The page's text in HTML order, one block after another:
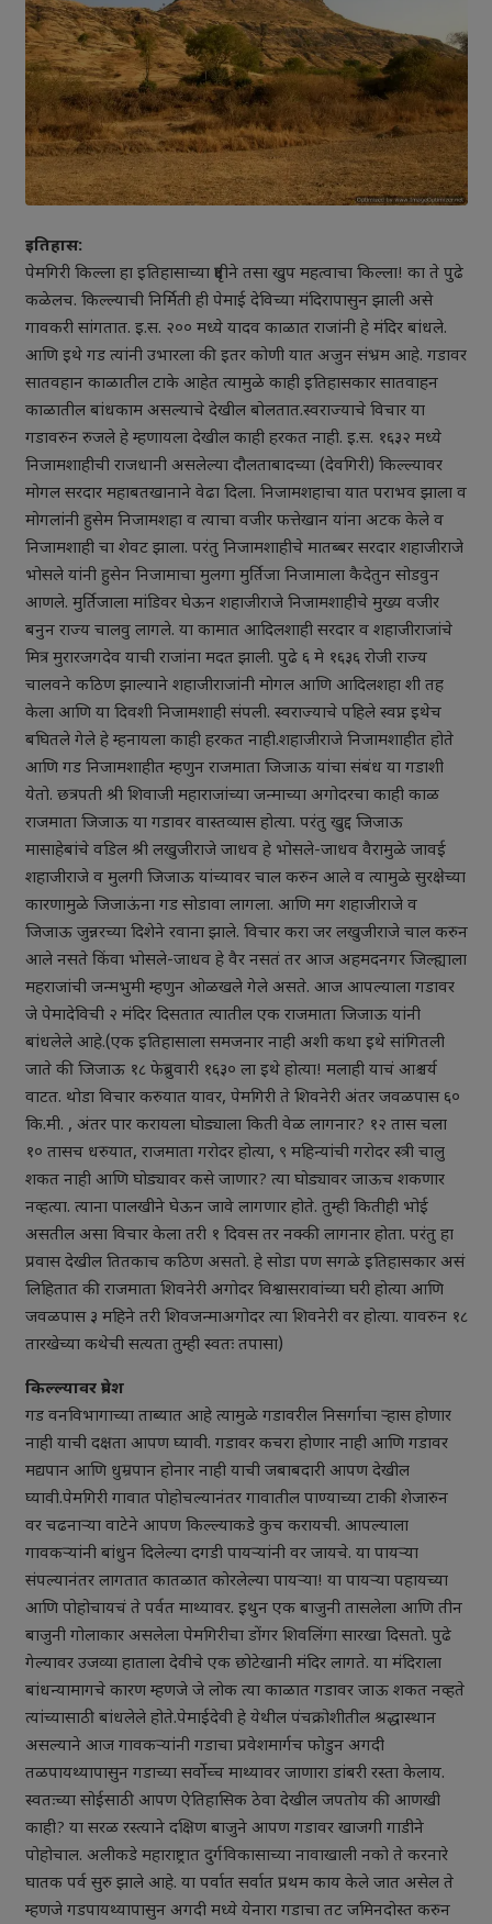
इतिहास:
पेमगिरी किल्ला हा इतिहासाच्या दृष्टीने तसा खुप महत्वाचा किल्ला! का ते पुढे
कळेलच. किल्ल्याची निर्मिती ही पेमाई देविच्या मंदिरापासुन झाली असे
गावकरी सांगतात. इ.स. २०० मध्ये यादव काळात राजांनी हे मंदिर बांधले.
आणि इथे गड त्यांनी उभारला की इतर कोणी यात अजुन संभ्रम आहे. गडावर
सातवहान काळातील टाके आहेत त्यामुळे काही इतिहासकार सातवाहन
काळातील बांधकाम असल्याचे देखील बोलतात.स्वराज्याचे विचार या
गडावरुन रुजले हे म्हणायला देखील काही हरकत नाही. इ.स. १६३२ मध्ये
निजामशाहीची राजधानी असलेल्या दौलताबादच्या (देवगिरी) किल्ल्यावर
मोगल सरदार महाबतखानाने वेढा दिला. निजामशहाचा यात पराभव झाला व
मोगलांनी हुसेम निजामशहा व त्याचा वजीर फत्तेखान यांना अटक केले व
निजामशाही चा शेवट झाला. परंतु निजामशाहीचे मातब्बर सरदार शहाजीराजे
भोसले यांनी हुसेन निजामाचा मुलगा मुर्तिजा निजामाला कैदेतुन सोडवुन
आणले. मुर्तिजाला मांडिवर घेऊन शहाजीराजे निजामशाहीचे मुख्य वजीर
बनुन राज्य चालवु लागले. या कामात आदिलशाही सरदार व शहाजीराजांचे
मित्र मुरारजगदेव याची राजांना मदत झाली. पुढे ६ मे १६३६ रोजी राज्य
चालवने कठिण झाल्याने शहाजीराजांनी मोगल आणि आदिलशहा शी तह
केला आणि या दिवशी निजामशाही संपली. स्वराज्याचे पहिले स्वप्न इथेच
बघितले गेले हे म्हनायला काही हरकत नाही.शहाजीराजे निजामशाहीत होते
आणि गड निजामशाहीत म्हणुन राजमाता जिजाऊ यांचा संबंध या गडाशी
येतो. छत्रपती श्री शिवाजी महाराजांच्या जन्माच्या अगोदरचा काही काळ
राजमाता जिजाऊ या गडावर वास्तव्यास होत्या. परंतु खुद्द जिजाऊ
मासाहेबांचे वडिल श्री लखुजीराजे जाधव हे भोसले-जाधव वैरामुळे जावई
शहाजीराजे व मुलगी जिजाऊ यांच्यावर चाल करुन आले व त्यामुळे सुरक्षेच्या
कारणामुळे जिजाऊंना गड सोडावा लागला. आणि मग शहाजीराजे व
जिजाऊ जुन्नरच्या दिशेने रवाना झाले. विचार करा जर लखुजीराजे चाल करुन
आले नसते किंवा भोसले-जाधव हे वैर नसतं तर आज अहमदनगर जिल्ह्याला
महराजांची जन्मभुमी म्हणुन ओळखले गेले असते. आज आपल्याला गडावर
जे पेमादेविची २ मंदिर दिसतात त्यातील एक राजमाता जिजाऊ यांनी
बांधलेले आहे.(एक इतिहासाला समजनार नाही अशी कथा इथे सांगितली
जाते की जिजाऊ १८ फेब्रुवारी १६३० ला इथे होत्या! मलाही याचं आश्चर्य
वाटत. थोडा विचार करुयात यावर, पेमगिरी ते शिवनेरी अंतर जवळपास ६०
कि.मी. , अंतर पार करायला घोड्याला किती वेळ लागनार? १२ तास चला
१० तासच धरुयात, राजमाता गरोदर होत्या, ९ महिन्यांची गरोदर स्त्री चालु
शकत नाही आणि घोड्यावर कसे जाणार? त्या घोड्यावर जाऊच शकणार
नव्हत्या. त्याना पालखीने घेऊन जावे लागणार होते. तुम्ही कितीही भोई
असतील असा विचार केला तरी १ दिवस तर नक्‍की लागनार होता. परंतु हा
प्रवास देखील तितकाच कठिण असतो. हे सोडा पण सगळे इतिहासकार असं
लिहितात की राजमाता शिवनेरी अगोदर विश्वासरावांच्या घरी होत्या आणि
जवळपास ३ महिने तरी शिवजन्माअगोदर त्या शिवनेरी वर होत्या. यावरुन १८
तारखेच्या कथेची सत्यता तुम्ही स्वतः तपासा)
किल्ल्यावर प्रवेश
गड वनविभागाच्या ताब्यात आहे त्यामुळे गडावरील निसर्गाचा र्‍हास होणार
नाही याची दक्षता आपण घ्यावी. गडावर कचरा होणार नाही आणि गडावर
मद्यपान आणि धुम्रपान होनार नाही याची जबाबदारी आपण देखील
घ्यावी.पेमगिरी गावात पोहोचल्यानंतर गावातील पाण्याच्या टाकी शेजारुन
वर चढनार्‍या वाटेने आपण किल्ल्याकडे कुच करायची. आपल्याला
गावकर्‍यांनी बांधुन दिलेल्या दगडी पायर्‍यांनी वर जायचे. या पायर्‍या
संपल्यानंतर लागतात कातळात कोरलेल्या पायर्‍या! या पायर्‍या पहायच्या
आणि पोहोचायचं ते पर्वत माथ्यावर. इथुन एक बाजुनी तासलेला आणि तीन
बाजुनी गोलाकार असलेला पेमगिरीचा डोंगर शिवलिंगा सारखा दिसतो. पुढे
गेल्यावर उजव्या हाताला देवीचे एक छोटेखानी मंदिर लागते. या मंदिराला
बांधन्यामागचे कारण म्हणजे जे लोक त्या काळात गडावर जाऊ शकत नव्हते
त्यांच्यासाठी बांधलेले होते.पेमाईदेवी हे येथील पंचक्रोशीतील श्रद्धास्थान
असल्याने आज गावकर्‍यांनी गडाचा प्रवेशमार्गच फोडुन अगदी
तळपायथ्यापासुन गडाच्या सर्वोच्‍च माथ्यावर जाणारा डांबरी रस्ता केलाय.
स्वतःच्या सोईसाठी आपण ऐतिहासिक ठेवा देखील जपतोय की आणखी
काही? या सरळ रस्त्याने दक्षिण बाजुने आपण गडावर खाजगी गाडीने
पोहोचाल. अलीकडे महाराष्ट्रात दुर्गविकासाच्या नावाखाली नको ते करनारे
घातक पर्व सुरु झाले आहे. या पर्वात सर्वात प्रथम काय केले जात असेल ते
म्हणजे गडपायथ्यापासुन अगदी मध्ये येनारा गडाचा तट जमिनदोस्त करुन